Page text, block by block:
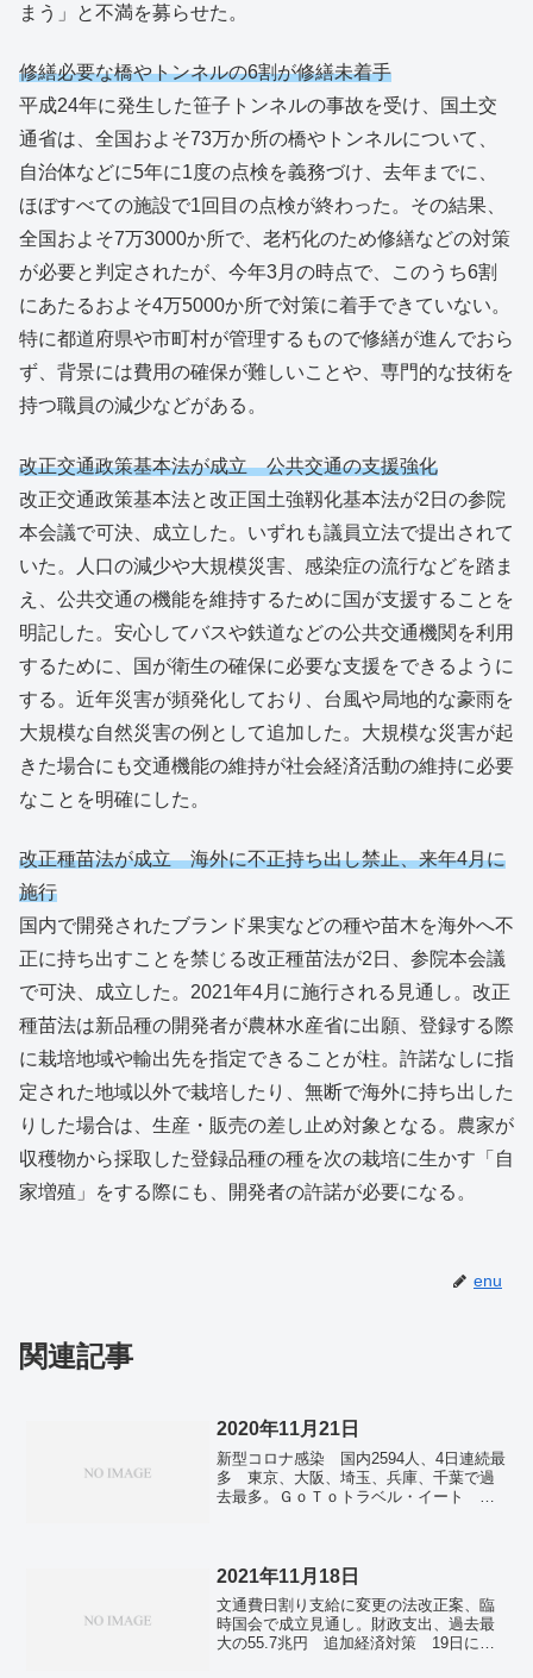
まう」と不満を募らせた。
修繕必要な橋やトンネルの6割が修繕未着手
平成24年に発生した笹子トンネルの事故を受け、国土交
通省は、全国およそ73万か所の橋やトンネルについて、
自治体などに5年に1度の点検を義務づけ、去年までに、
ほぼすべての施設で1回目の点検が終わった。その結果、
全国およそ7万3000か所で、老朽化のため修繕などの対策
が必要と判定されたが、今年3月の時点で、このうち6割
にあたるおよそ4万5000か所で対策に着手できていない。
特に都道府県や市町村が管理するもので修繕が進んでおら
ず、背景には費用の確保が難しいことや、専門的な技術を
持つ職員の減少などがある。
改正交通政策基本法が成立 公共交通の支援強化
改正交通政策基本法と改正国土強靱化基本法が2日の参院
本会議で可決、成立した。いずれも議員立法で提出されて
いた。人口の減少や大規模災害、感染症の流行などを踏ま
え、公共交通の機能を維持するために国が支援することを
明記した。安心してバスや鉄道などの公共交通機関を利用
するために、国が衛生の確保に必要な支援をできるように
する。近年災害が頻発化しており、台風や局地的な豪雨を
大規模な自然災害の例として追加した。大規模な災害が起
きた場合にも交通機能の維持が社会経済活動の維持に必要
なことを明確にした。
改正種苗法が成立 海外に不正持ち出し禁止、来年4月に
施行
国内で開発されたブランド果実などの種や苗木を海外へ不
正に持ち出すことを禁じる改正種苗法が2日、参院本会議
で可決、成立した。2021年4月に施行される見通し。改正
種苗法は新品種の開発者が農林水産省に出願、登録する際
に栽培地域や輸出先を指定できることが柱。許諾なしに指
定された地域以外で栽培したり、無断で海外に持ち出した
りした場合は、生産・販売の差し止め対象となる。農家が
収穫物から採取した登録品種の種を次の栽培に生かす「自
家増殖」をする際にも、開発者の許諾が必要になる。
enu
関連記事
2020年11月21日
新型コロナ感染 国内2594人、4日連続最
多 東京、大阪、埼玉、兵庫、千葉で過
去最多。ＧｏＴｏトラベル・イート 菅
超え、死者は25万人余。
2021年11月18日
文通費日割り支給に変更の法改正案、臨
時国会で成立見通し。財政支出、過去最
大の55.7兆円 追加経済対策 19日に決